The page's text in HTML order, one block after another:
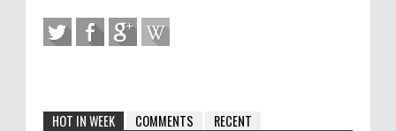
HOT IN WEEK COMMENTS RECENT